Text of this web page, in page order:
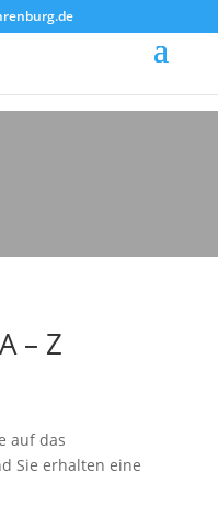
– Z
auf das
Sie erhalten eine